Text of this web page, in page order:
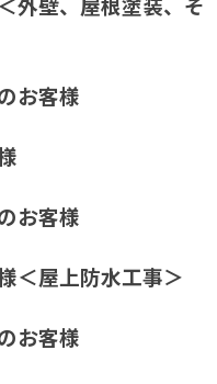
お客様
お客様
＜屋上防水工事＞
お客様